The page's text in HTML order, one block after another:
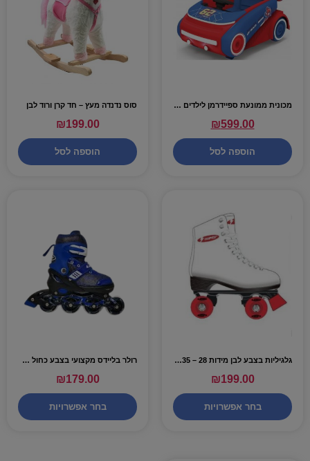
מכונית ממונעת ספיידרמן לילדים עם אורות וצלילים – 6V
₪599.00
הוספה לסל
סוס נדנדה מעץ – חד קרן ורוד לבן
₪199.00
הוספה לסל
גלגיליות בצבע לבן מידות 28 – 35 – VIPER
₪199.00
בחר אפשרויות
רולר בליידס מקצועי בצבע כחול מידות S,M,L – VIPER
₪179.00
בחר אפשרויות